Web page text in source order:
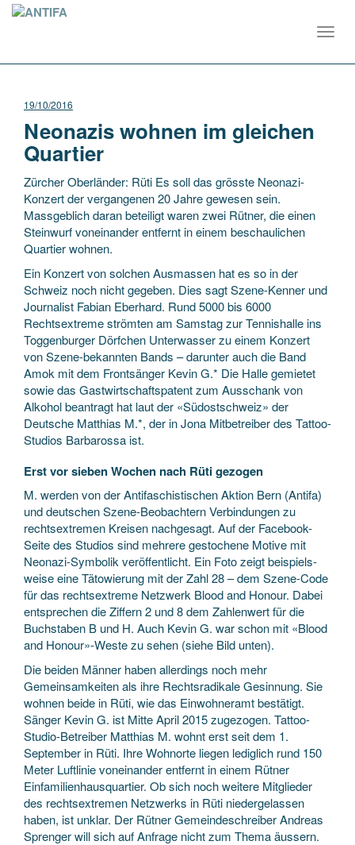
19/10/2016
Neonazis wohnen im gleichen
Quartier
Zürcher Oberländer: Rüti Es soll das grösste Neonazi-
Konzert der vergangenen 20 Jahre gewesen sein.
Massgeblich daran beteiligt waren zwei Rütner, die einen
Steinwurf voneinander entfernt in einem beschaulichen
Quartier wohnen.
Ein Konzert von solchen Ausmassen hat es so in der
Schweiz noch nicht gegeben. Dies sagt Szene-Kenner und
Journalist Fabian Eberhard. Rund 5000 bis 6000
Rechtsextreme strömten am Samstag zur Tennishalle ins
Toggenburger Dörfchen Unterwasser zu einem Konzert
von Szene-bekannten Bands – darunter auch die Band
Amok mit dem Frontsänger Kevin G.* Die Halle gemietet
sowie das Gastwirtschaftspatent zum Ausschank von
Alkohol beantragt hat laut der «Südostschweiz» der
Deutsche Matthias M.*, der in Jona Mitbetreiber des Tattoo-
Studios Barbarossa ist.
Erst vor sieben Wochen nach Rüti gezogen
M. werden von der Antifaschis­tischen Aktion Bern (Antifa)
und deutschen Szene-Beobachtern Verbindungen zu
rechtsextremen Kreisen nachgesagt. Auf der Facebook-
Seite des Studios sind mehrere gestochene Motive mit
Neonazi-Symbolik veröffentlicht. Ein Foto zeigt beispiels­
weise eine Tätowierung mit der Zahl 28 – dem Szene-Code
für das rechtsextreme Netzwerk Blood and Honour. Dabei
entsprechen die Ziffern 2 und 8 dem Zahlenwert für die
Buchstaben B und H. Auch Kevin G. war schon mit «Blood
and Honour»-Weste zu sehen (siehe Bild unten).
Die beiden Männer haben allerdings noch mehr
Gemeinsamkeiten als ihre Rechtsradikale Gesinnung. Sie
wohnen beide in Rüti, wie das Einwohneramt bestätigt.
Sänger Kevin G. ist Mitte April 2015 zugezogen. Tattoo-
Studio-Betreiber Matthias M. wohnt erst seit dem 1.
September in Rüti. Ihre Wohnorte liegen ­lediglich rund 150
Meter Luft­linie voneinander entfernt in einem Rütner
Einfamilienhausquartier. Ob sich noch weitere Mitglieder
des rechtsextremen Netzwerks in Rüti niederge­lassen
haben, ist unklar. Der Rütner Gemeindeschreiber An­dreas
Sprenger will sich auf Anfrage nicht zum Thema äussern.